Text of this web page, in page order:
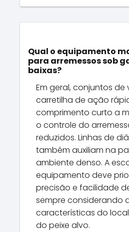
Qual o equipamento
para arremessos sob
baixas?
Em geral, conjuntos de
carretilha de ação
comprimento curto a
o controle do
reduzidos. Linhas de
também auxiliam na
ambiente denso. A
equipamento deve
precisão e facilidade
sempre considerando
características do
do peixe alvo.